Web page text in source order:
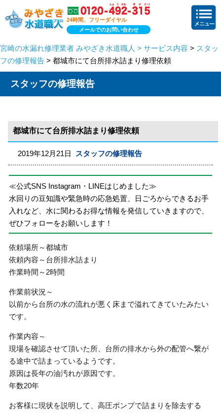
24時間、フリーダイヤル
メールでのお問い合わせ
宮崎の水漏れ修理業者 みやざき水道職人 > サービス内容 > スタッ
フの修理報告 > 都城市にて台所排水詰まり修理依頼
スタッフの修理報告
都城市にて台所排水詰まり修理依頼
2019年12月21日 スタッフの修理報告
≪公式SNS Instagram・LINEはじめました≫
水回りの豆知識や緊急時の応急処置、日ごろからできるお手
入れなど、水に関わるお得な情報を発信していきますので、
ぜひフォローをお願いします！
依頼場所～都城市
依頼内容～台所排水詰まり
作業時間～2時間
作業前状況～
以前から台所の水の流れが悪く床まで溢れてきていたみたい
です。
作業内容～
現場を確認させて頂いた所、台所の排水から外の配管へ繋が
る途中で詰まっているようです。
原因は長年の油汚れが原因です。
年数20年
お客様に現状を説明して、高圧ポンプで詰まりを除去する